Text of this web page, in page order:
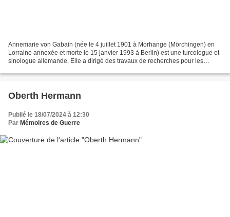
Annemarie von Gabain (née le 4 juillet 1901 à Morhange (Mörchingen) en
Lorraine annexée et morte le 15 janvier 1993 à Berlin) est une turcologue et
sinologue allemande. Elle a dirigé des travaux de recherches pour les
Oberth Hermann
Publié le 18/07/2024 à 12:30
Par Mémoires de Guerre